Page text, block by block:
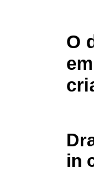
O
in